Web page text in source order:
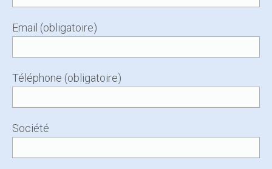
Email (obligatoire)
Téléphone (obligatoire)
Société